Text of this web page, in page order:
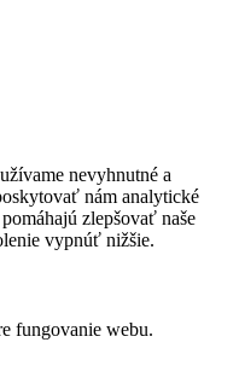
nevyhnutné a
nám analytické
zlepšovať naše
vypnúť nižšie.
fungovanie webu.